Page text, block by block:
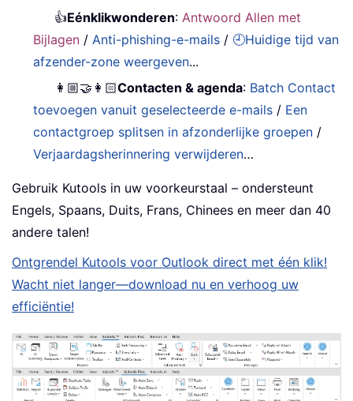
👍Eénklikwonderen: Antwoord Allen met
Bijlagen / Anti-phishing-e-mails / 🕘Huidige tijd van
afzender-zone weergeven...
👩🏼‍🤝‍👩🏻Contacten & agenda: Batch Contact
toevoegen vanuit geselecteerde e-mails / Een
contactgroep splitsen in afzonderlijke groepen /
Verjaardagsherinnering verwijderen…
Gebruik Kutools in uw voorkeurstaal – ondersteunt
Engels, Spaans, Duits, Frans, Chinees en meer dan 40
andere talen!
Ontgrendel Kutools voor Outlook direct met één klik!
Wacht niet langer—download nu en verhoog uw
efficiëntie!